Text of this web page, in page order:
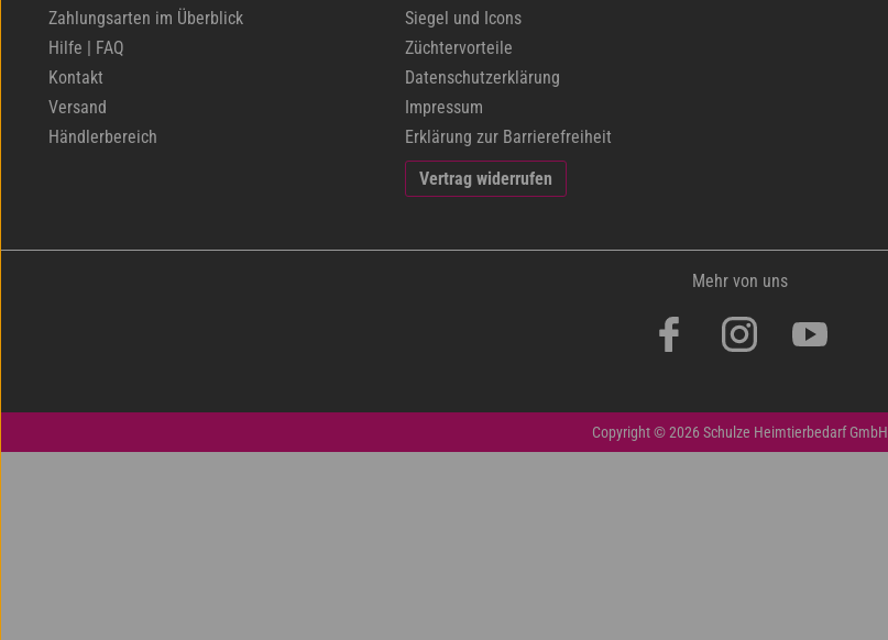
Zahlungsarten im Überblick
Hilfe | FAQ
Kontakt
Versand
Händlerbereich
Siegel und Icons
Züchtervorteile
Datenschutzerklärung
Impressum
Erklärung zur Barrierefreiheit
Vertrag widerrufen
Mehr von uns
Copyright © 2026 Schulze Heimtierbedarf GmbH